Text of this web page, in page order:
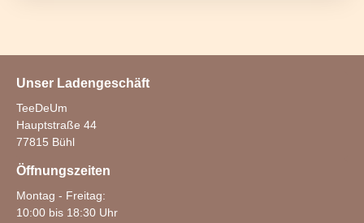
Unser Ladengeschäft
TeeDeUm
Hauptstraße 44
77815 Bühl
Öffnungszeiten
Montag - Freitag:
10:00 bis 18:30 Uhr